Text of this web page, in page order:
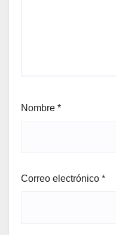
Nombre *
Correo electrónico *